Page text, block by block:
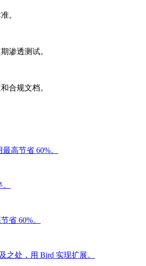
。
渗透测试。
合规文档。
高节省 60%。
省 60%。
之处，用 Bird 实现扩展。